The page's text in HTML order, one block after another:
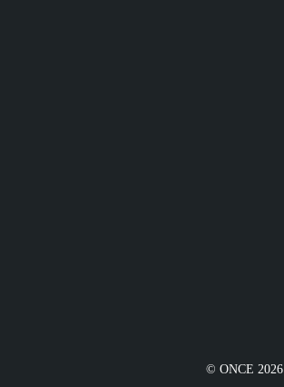
© ONCE 2026